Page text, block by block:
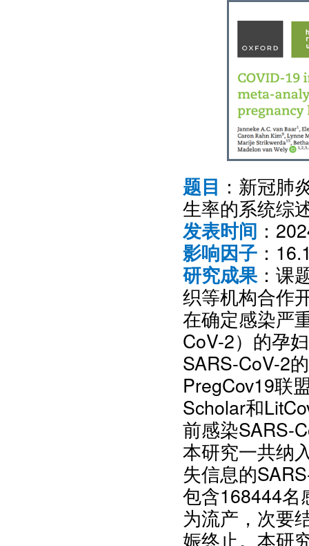
题目 ：新冠肺
生率的系统综
发表时间 ：
影响因子 ：
研究成果 ：课
织等机构合作
在确定感染严
CoV-2）的孕
SARS-CoV-2
PregCov19联
Scholar和
前感染SARS-
本研究一共纳
失信息的
包含168444名
为流产，次要
娠终止。本研